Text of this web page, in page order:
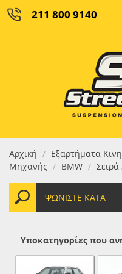
211 800 9140
Αρχική / Εξαρτήματα
Μηχανής / BMW / Σειρά
ΨΩΝΊΣΤΕ ΚΑΤΆ
Υποκατηγορίες που